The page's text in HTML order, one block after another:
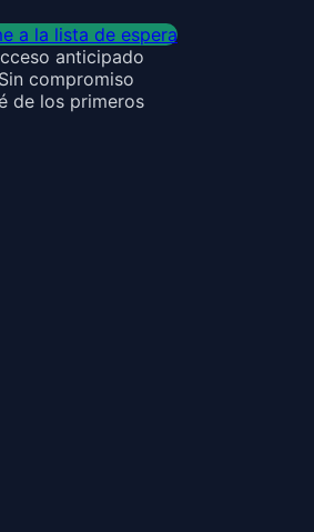
a la lista de espera
anticipado
Sin compromiso
de los primeros